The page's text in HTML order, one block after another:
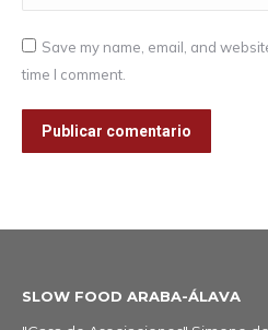
Save my name, email, and
time I comment.
Publicar comentario
SLOW FOOD ARABA-ÁLAVA